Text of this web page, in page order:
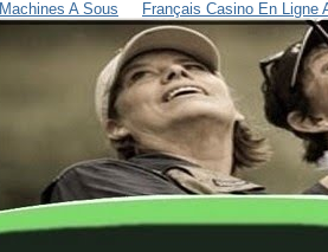
Machines A Sous Français Casino En Ligne